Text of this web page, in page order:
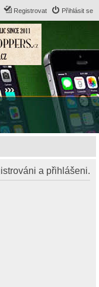
Přihlásit se
Registrovat
a přihlášeni.